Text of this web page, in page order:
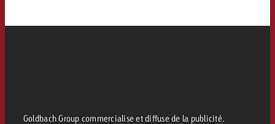
Goldbach Group commercialise et diffuse de la publicité.